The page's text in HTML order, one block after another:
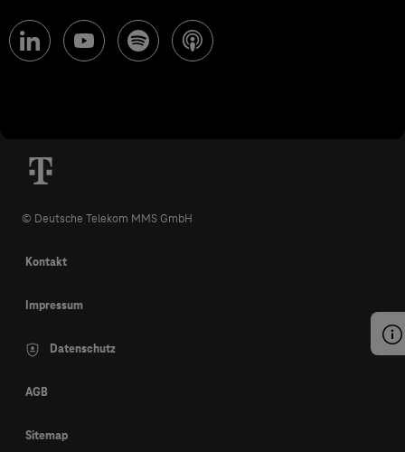
© Deutsche Telekom MMS GmbH
Kontakt
Impressum
Datenschutz
AGB
Sitemap